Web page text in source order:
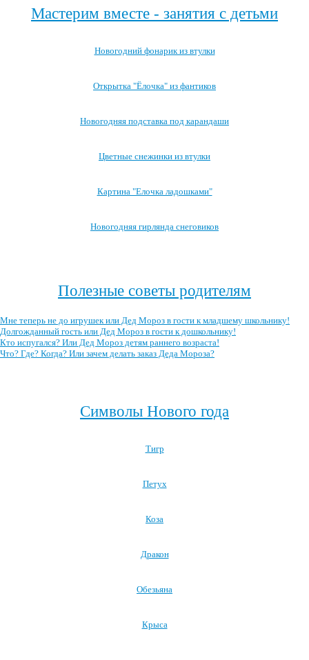
Мастерим вместе - занятия с детьми
Новогодний фонарик из втулки
Открытка "Ёлочка" из фантиков
Новогодняя подставка под карандаши
Цветные снежинки из втулки
Картина "Елочка ладошками"
Новогодняя гирлянда снеговиков
Полезные советы родителям
Мне теперь не до игрушек или Дед Мороз в гости к младшему школьнику!
Долгожданный гость или Дед Мороз в гости к дошкольнику!
Кто испугался? Или Дед Мороз детям раннего возраста!
Что? Где? Когда? Или зачем делать заказ Деда Мороза?
Символы Нового года
Тигр
Петух
Коза
Дракон
Обезьяна
Крыса